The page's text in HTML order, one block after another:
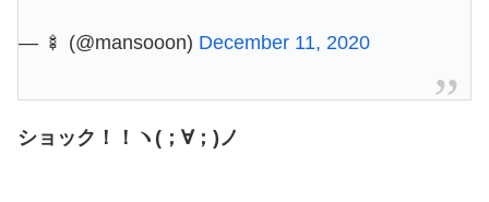
— 🍢 (@mansooon) December 11, 2020
ショック！！ヽ(；∀；)ノ